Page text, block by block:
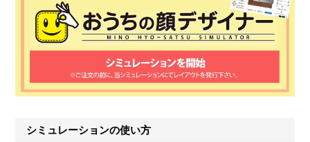
シミュレーションの使い方